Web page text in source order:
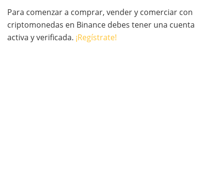
Para comenzar a comprar, vender y comerciar con
criptomonedas en Binance debes tener una cuenta
activa y verificada. ¡Regístrate!